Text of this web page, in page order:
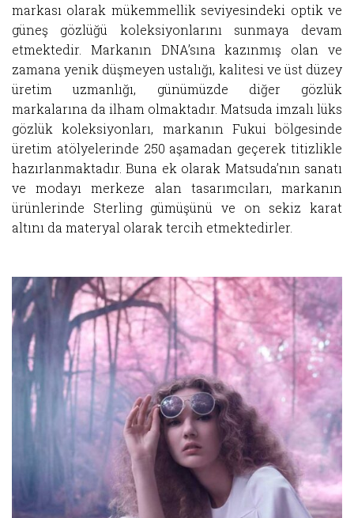
markası olarak mükemmellik seviyesindeki optik ve
güneş gözlüğü koleksiyonlarını sunmaya devam
etmektedir. Markanın DNA’sına kazınmış olan ve
zamana yenik düşmeyen ustalığı, kalitesi ve üst düzey
üretim uzmanlığı, günümüzde diğer gözlük
markalarına da ilham olmaktadır. Matsuda imzalı lüks
gözlük koleksiyonları, markanın Fukui bölgesinde
üretim atölyelerinde 250 aşamadan geçerek titizlikle
hazırlanmaktadır. Buna ek olarak Matsuda’nın sanatı
ve modayı merkeze alan tasarımcıları, markanın
ürünlerinde Sterling gümüşünü ve on sekiz karat
altını da materyal olarak tercih etmektedirler.